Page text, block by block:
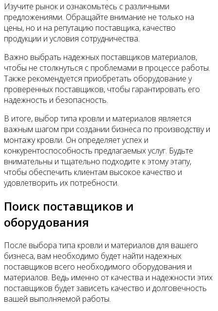
Изучите рынок и ознакомьтесь с различными
предложениями. Обращайте внимание не только на
цены, но и на репутацию поставщика, качество
продукции и условия сотрудничества.
Важно выбрать надежных поставщиков материалов,
чтобы не столкнуться с проблемами в процессе работы.
Также рекомендуется приобретать оборудование у
проверенных поставщиков, чтобы гарантировать его
надежность и безопасность.
В итоге, выбор типа кровли и материалов является
важным шагом при создании бизнеса по производству и
монтажу кровли. Он определяет успех и
конкурентоспособность предлагаемых услуг. Будьте
внимательны и тщательно подходите к этому этапу,
чтобы обеспечить клиентам высокое качество и
удовлетворить их потребности.
Поиск поставщиков и
оборудования
После выбора типа кровли и материалов для вашего
бизнеса, вам необходимо будет найти надежных
поставщиков всего необходимого оборудования и
материалов. Ведь именно от качества и надежности этих
поставщиков будет зависеть качество и долговечность
вашей выполняемой работы.